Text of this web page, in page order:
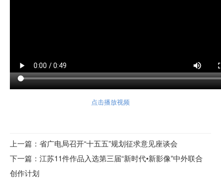
点击播放视频
上一篇：省广电局召开“十五五”规划征求意见座谈会
下一篇：江苏11件作品入选第三届“新时代•新影像”中外联合
创作计划